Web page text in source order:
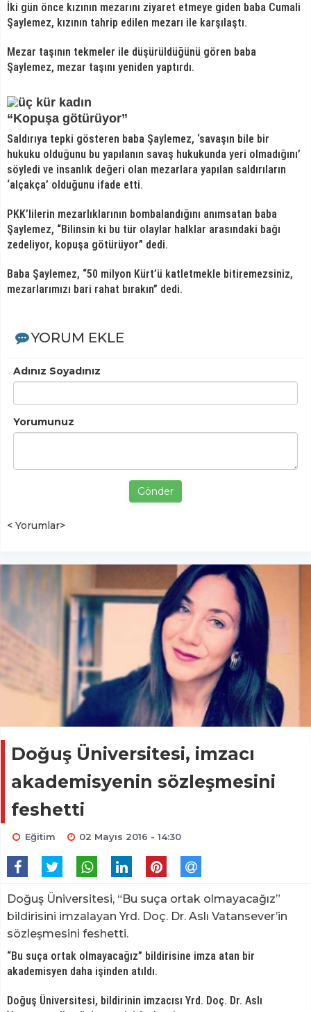
İki gün önce kızının mezarını ziyaret etmeye giden baba Cumali
Şaylemez, kızının tahrip edilen mezarı ile karşılaştı.
Mezar taşının tekmeler ile düşürüldüğünü gören baba
Şaylemez, mezar taşını yeniden yaptırdı.
“Kopuşa götürüyor”
Saldırıya tepki gösteren baba Şaylemez, ‘savaşın bile bir
hukuku olduğunu bu yapılanın savaş hukukunda yeri olmadığını’
söyledi ve insanlık değeri olan mezarlara yapılan saldırıların
‘alçakça’ olduğunu ifade etti.
PKK’lilerin mezarlıklarının bombalandığını anımsatan baba
Şaylemez, “Bilinsin ki bu tür olaylar halklar arasındaki bağı
zedeliyor, kopuşa götürüyor” dedi.
Baba Şaylemez, “50 milyon Kürt’ü katletmekle bitiremezsiniz,
mezarlarımızı bari rahat bırakın” dedi.
YORUM EKLE
Adınız Soyadınız
Yorumunuz
Gönder
< Yorumlar>
Doğuş Üniversitesi, imzacı
akademisyenin sözleşmesini
feshetti
Eğitim 02 Mayıs 2016 - 14:30
Doğuş Üniversitesi, “Bu suça ortak olmayacağız”
bildirisini imzalayan Yrd. Doç. Dr. Aslı Vatansever’in
sözleşmesini feshetti.
“Bu suça ortak olmayacağız” bildirisine imza atan bir
akademisyen daha işinden atıldı.
Doğuş Üniversitesi, bildirinin imzacısı Yrd. Doç. Dr. Aslı